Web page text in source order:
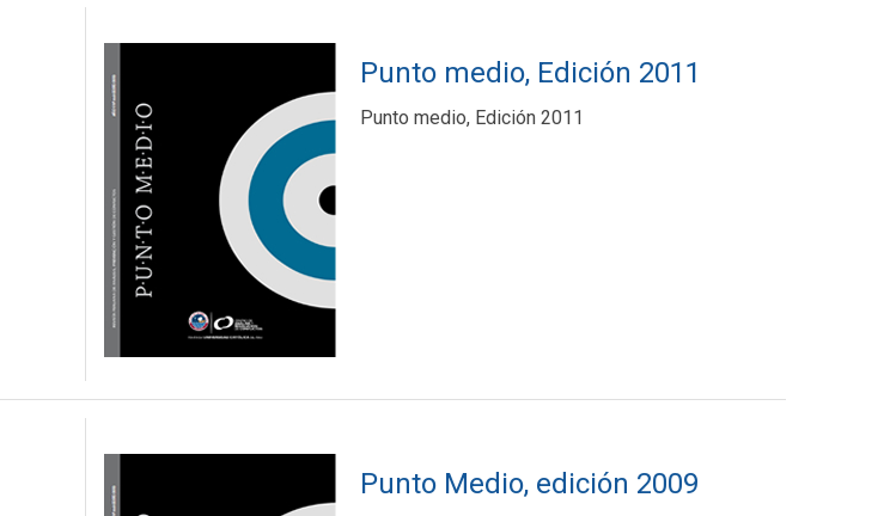
Punto medio, Edición 2011
Punto medio, Edición 2011
Punto Medio, edición 2009